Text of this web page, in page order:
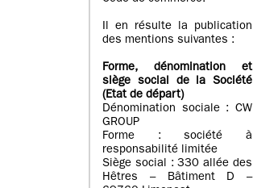
Il en résulte la publication
des mentions suivantes :
Forme, dénomination et
siège social de la Société
(Etatde départ)
Dénomination sociale : CW
GROUP
Forme : société à
responsabilité limitée
Siège social : 330 allée des
Hêtres – Bâtiment D –